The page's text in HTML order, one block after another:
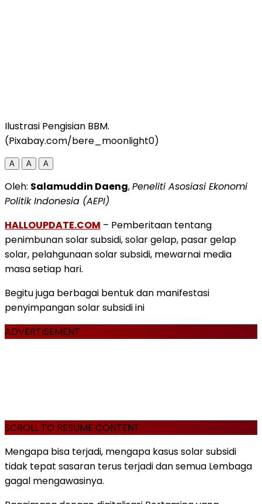
Ilustrasi Pengisian BBM.
(Pixabay.com/bere_moonlight0)
A A A
Oleh: Salamuddin Daeng,Peneliti Asosiasi Ekonomi
Politik Indonesia (AEPI)
HALLOUPDATE.COM – Pemberitaan tentang
penimbunan solar subsidi, solar gelap, pasar gelap
solar, pelahgunaan solar subsidi, mewarnai media
masa setiap hari.
Begitu juga berbagai bentuk dan manifestasi
penyimpangan solar subsidi ini
ADVERTISEMENT
SCROLL TO RESUME CONTENT
Mengapa bisa terjadi, mengapa kasus solar subsidi
tidak tepat sasaran terus terjadi dan semua Lembaga
gagal mengawasinya.